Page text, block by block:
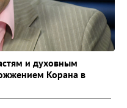
и духовным
Корана в